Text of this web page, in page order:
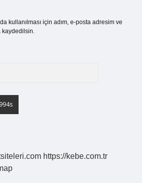
kullanılması için adım, e-posta adresim ve
kaydedilsin.
https://kebe.com.tr